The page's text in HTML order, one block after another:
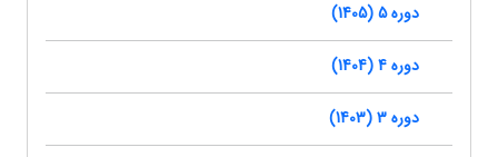
دوره 5 (1405)
دوره 4 (1404)
دوره 3 (1403)